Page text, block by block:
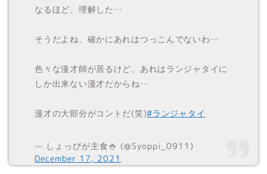
なるほど、理解した…
そうだよね、確かにあれはつっこんでないわ…
色々な漫才師が居るけど、あれはランジャタイに
しか出来ない漫才だからね…
漫才の大部分がコントだ(笑)#ランジャタイ
— しょっぴが主食🍚 (@Syoppi_0911)
December 17, 2021